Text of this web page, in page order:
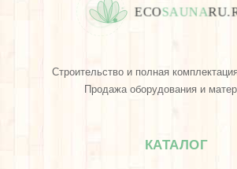
ECOSAUNARU.
Строительство и полная
Продажа оборудования и
КАТАЛОГ